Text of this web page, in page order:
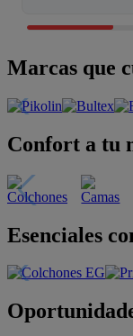
Marcas que
Confort a tu
Esenciales